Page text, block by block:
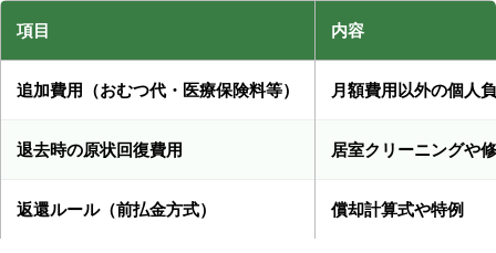
項目 内容
追加費用（おむつ代・医療保険料等） 月額費用以外の個人
退去時の原状回復費用 居室クリーニングや
返還ルール（前払金方式） 償却計算式や特例